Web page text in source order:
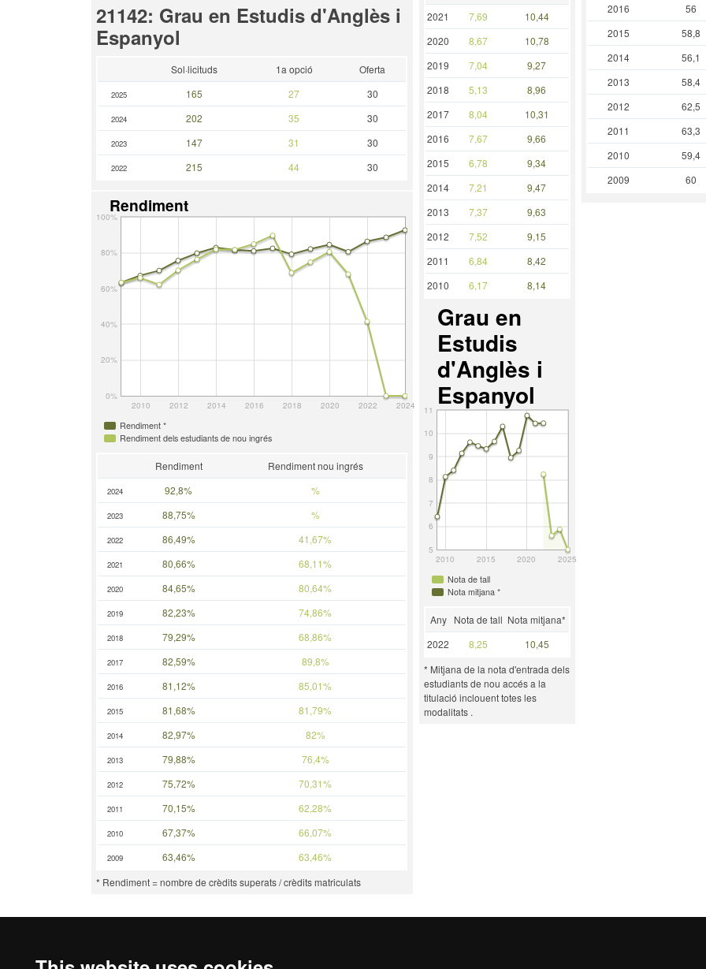
2016
56
2015
58,8
2014
56,1
2013
58,4
2012
62,5
2011
63,3
2010
59,4
2009
60
2021
7,69
10,44
2020
8,67
10,78
2019
7,04
9,27
2018
5,13
8,96
2017
8,04
10,31
2016
7,67
9,66
2015
6,78
9,34
2014
7,21
9,47
2013
7,37
9,63
2012
7,52
9,15
2011
6,84
8,42
2010
6,17 8,14
Grau en
Estudis
d'Anglès i
Espanyol
2010 2015 2020 2025
5
6
7
8
9
10
11
Nota de tall
Nota mitjana *
Any Nota de tall Nota mitjana*
2022
8,25
10,45
* Mitjana de la nota d'entrada dels
estudiants de nou accés a la
titulació inclouent totes les
modalitats .
21142: Grau en Estudis d'Anglès i
Espanyol
Sol·licituds 1a opció Oferta
2025 165 27 30
2024 202 35 30
2023 147 31 30
2022 215 44 30
Rendiment
2010 2012 2014 2016 2018 2020 2022 2024
0%
20%
40%
60%
80%
100%
Rendiment *
Rendiment dels estudiants de nou ingrés
Rendiment Rendiment nou ingrés
2024 92,8% %
2023 88,75% %
2022 86,49% 41,67%
2021 80,66% 68,11%
2020 84,65% 80,64%
2019 82,23% 74,86%
2018 79,29% 68,86%
2017 82,59% 89,8%
2016 81,12% 85,01%
2015 81,68% 81,79%
2014 82,97% 82%
2013 79,88% 76,4%
2012 75,72% 70,31%
2011 70,15% 62,28%
2010 67,37% 66,07%
2009 63,46%
63,46%
* Rendiment = nombre de crèdits superats / crèdits matriculats